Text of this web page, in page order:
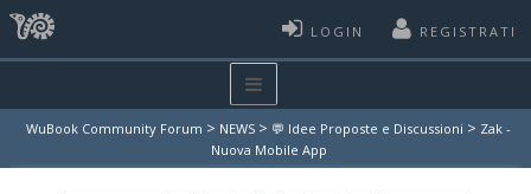
LOGIN REGISTRATI
WuBook Community Forum > NEWS > 💬 Idee Proposte e Discussioni > Zak -
Nuova Mobile App